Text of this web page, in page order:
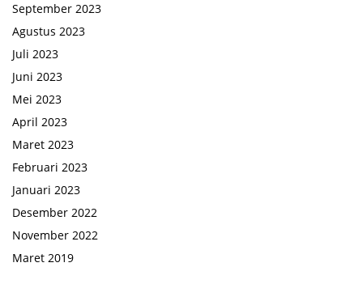
September 2023
Agustus 2023
Juli 2023
Juni 2023
Mei 2023
April 2023
Maret 2023
Februari 2023
Januari 2023
Desember 2022
November 2022
Maret 2019